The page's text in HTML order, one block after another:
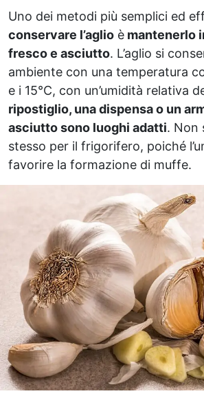
Uno dei metodi più semplici ed
conservare l’aglio è mantenerlo
fresco e asciutto. L’aglio si
ambiente con una temperatura
e i 15°C, con un’umidità relativa
ripostiglio, una dispensa o un
asciutto sono luoghi adatti. Non
stesso per il frigorifero, poiché
favorire la formazione di muffe.